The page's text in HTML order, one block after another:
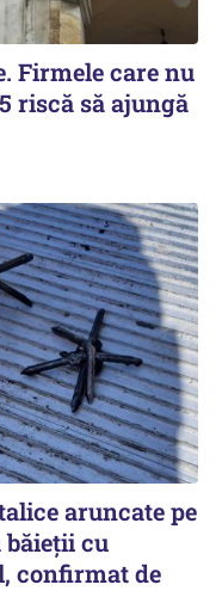
Firmele care nu
riscă să ajungă
aruncate pe
băieții cu
confirmat de